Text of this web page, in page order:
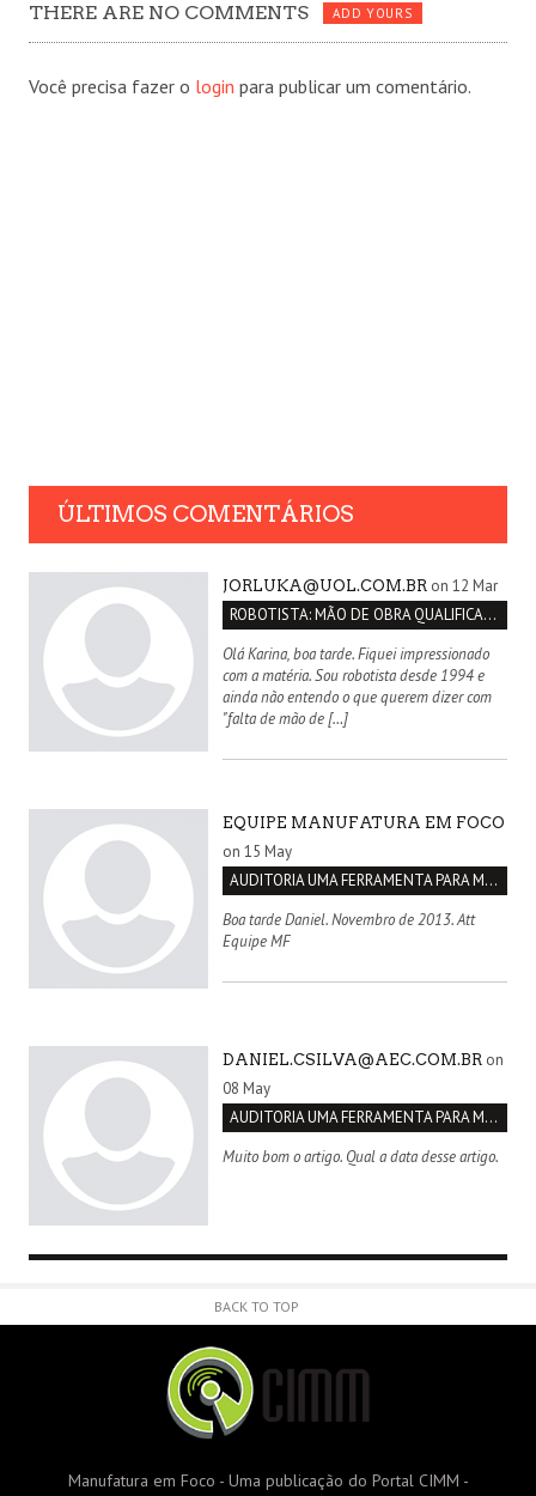
THERE ARE NO COMMENTS ADD YOURS
Você precisa fazer o login para publicar um comentário.
ÚLTIMOS COMENTÁRIOS
JORLUKA@UOL.COM.BR on 12 Mar
ROBOTISTA: MÃO DE OBRA QUALIFICADA INEXISTENTE NO BRASIL
Olá Karina, boa tarde. Fiquei impressionado
com a matéria. Sou robotista desde 1994 e
ainda não entendo o que querem dizer com
"falta de mão de […]
EQUIPE MANUFATURA EM FOCO
on 15 May
AUDITORIA UMA FERRAMENTA PARA MELHORIA CONTÍNUA
Boa tarde Daniel. Novembro de 2013. Att
Equipe MF
DANIEL.CSILVA@AEC.COM.BR on
08 May
AUDITORIA UMA FERRAMENTA PARA MELHORIA CONTÍNUA
Muito bom o artigo. Qual a data desse artigo.
BACK TO TOP
Manufatura em Foco - Uma publicação do Portal CIMM -